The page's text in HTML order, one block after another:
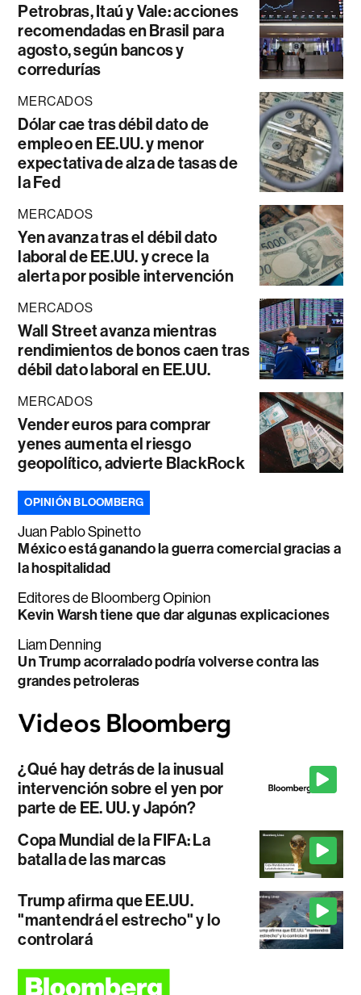
Petrobras, Itaú y Vale: acciones
recomendadas en Brasil para
agosto, según bancos y
corredurías
MERCADOS
Dólar cae tras débil dato de
empleo en EE.UU. y menor
expectativa de alza de tasas de
la Fed
MERCADOS
Yen avanza tras el débil dato
laboral de EE.UU. y crece la
alerta por posible intervención
MERCADOS
Wall Street avanza mientras
rendimientos de bonos caen tras
débil dato laboral en EE.UU.
MERCADOS
Vender euros para comprar
yenes aumenta el riesgo
geopolítico, advierte BlackRock
OPINIÓN BLOOMBERG
Juan Pablo Spinetto
México está ganando la guerra comercial gracias a
la hospitalidad
Editores de Bloomberg Opinion
Kevin Warsh tiene que dar algunas explicaciones
Liam Denning
Un Trump acorralado podría volverse contra las
grandes petroleras
¿Qué hay detrás de la inusual
intervención sobre el yen por
parte de EE. UU. y Japón?
Copa Mundial de la FIFA: La
batalla de las marcas
Trump afirma que EE.UU.
"mantendrá el estrecho" y lo
controlará